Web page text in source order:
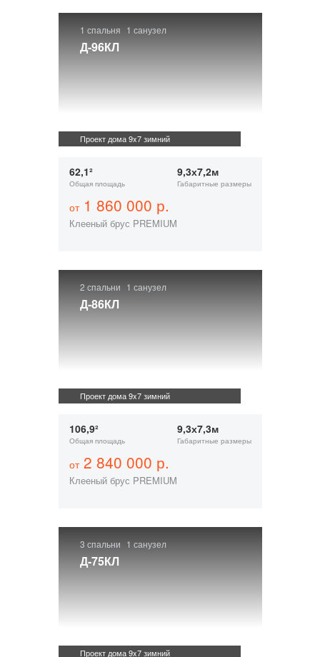
1 спальня 1 санузел
Д-96КЛ
Проект дома 9x7 зимний
62,1²
Общая площадь
9,3х7,2м
Габаритные размеры
от1 860 000 р.
Клееный брус PREMIUM
2 спальни 1 санузел
Д-86КЛ
Проект дома 9x7 зимний
106,9²
Общая площадь
9,3х7,3м
Габаритные размеры
от2 840 000 р.
Клееный брус PREMIUM
3 спальни 1 санузел
Д-75КЛ
Проект дома 9x7 зимний